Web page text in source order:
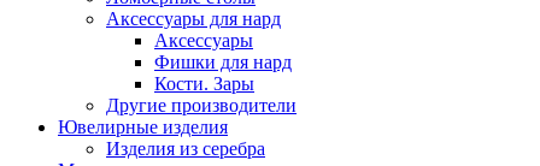
Аксессуары для нард
Аксессуары
Фишки для нард
Кости. Зары
Другие производители
Ювелирные изделия
Изделия из серебра